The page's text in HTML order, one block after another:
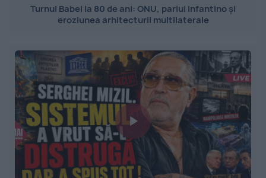
Turnul Babel la 80 de ani: ONU, pariul Infantino și
eroziunea arhitecturii multilaterale